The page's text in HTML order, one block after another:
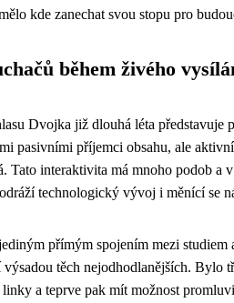
kde zanechat svou stopu pro
během živého
Dvojka již dlouhá léta představuje
pasivními příjemci obsahu, ale
Tato interaktivita má mnoho podob a
technologický vývoj i měnící se
přímým spojením mezi studiem
těch nejodhodlanějších. Bylo
linky a teprve pak mít možnost